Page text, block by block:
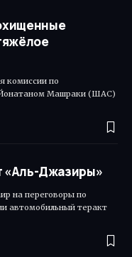
комиссии по
Йонатаном Машраки (ШАС)​
«Аль-Джазиры»
на переговоры по
автомобильный теракт